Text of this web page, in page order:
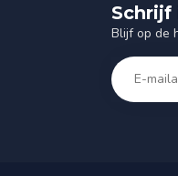
Schrijf
Blijf op de